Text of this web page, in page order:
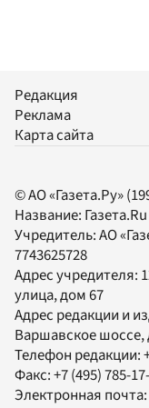
Редакция
Реклама
Карта сайта
© АО «Газета.Ру»
Название: Газета.Ru
Учредитель:АО
7743625728
Адрес учредителя:
улица, дом 67
Адрес редакции и
Варшавское шоссе,
Телефон редакции:
Факс:+7 (495) 785-
Электронная почта: